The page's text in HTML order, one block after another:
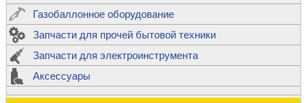
Газобаллонное оборудование
Запчасти для прочей бытовой техники
Запчасти для электроинструмента
Аксессуары